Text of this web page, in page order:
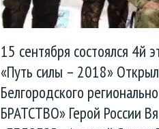
15 сентября состоялся 4й
«Путь силы – 2018»
Белгородского
БРАТСТВО» Герой России